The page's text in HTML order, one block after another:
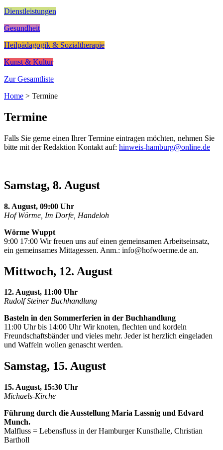
Dienstleistungen
Gesundheit
Heilpädagogik & Sozialtherapie
Kunst & Kultur
Zur Gesamtliste
Home > Termine
Termine
Falls Sie gerne einen Ihrer Termine eintragen möchten, nehmen Sie
bitte mit der Redaktion Kontakt auf: hinweis-hamburg@online.de
Samstag, 8. August
8. August, 09:00 Uhr
Hof Wörme, Im Dorfe, Handeloh
Wörme Wuppt
9:00 17:00 Wir freuen uns auf einen gemeinsamen Arbeitseinsatz,
ein gemeinsames Mittagessen. Anm.: info@hofwoerme.de an.
Mittwoch, 12. August
12. August, 11:00 Uhr
Rudolf Steiner Buchhandlung
Basteln in den Sommerferien in der Buchhandlung
11:00 Uhr bis 14:00 Uhr Wir knoten, flechten und kordeln
Freundschaftsbänder und vieles mehr. Jeder ist herzlich eingeladen
und Waffeln wollen genascht werden.
Samstag, 15. August
15. August, 15:30 Uhr
Michaels-Kirche
Führung durch die Ausstellung Maria Lassnig und Edvard
Munch.
Malfluss = Lebensfluss in der Hamburger Kunsthalle, Christian
Bartholl